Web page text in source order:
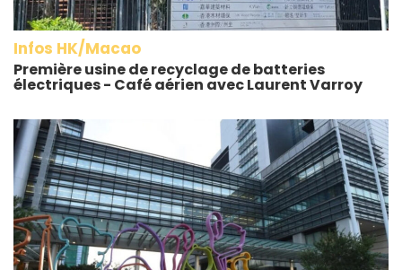
Infos HK/Macao
Première usine de recyclage de batteries
électriques - Café aérien avec Laurent Varroy